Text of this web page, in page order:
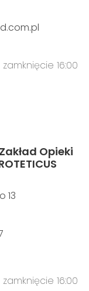
16:00
Opieki
13
16:00